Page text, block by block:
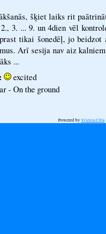
šķiet laiks rit
3. ... 9. un 4dien vēl
tikai šonedēļ, jo
Arī sesija nav aiz
...
excited
- On the ground
Powered by Sviesta Ciba